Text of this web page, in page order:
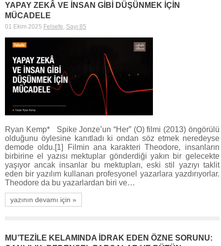
YAPAY ZEKÂ VE İNSAN GİBİ DÜŞÜNMEK İÇİN
MÜCADELE
01 Ekim 2025 Felsefe, Sayı 85
Ryan Kemp* Spike Jonze’un “Her” (O) filmi (2013) öngörülü
olduğunu öylesine kanıtladı ki ondan söz etmek neredeyse
demode oldu.[1] Filmin ana karakteri Theodore, insanların
birbirine el yazısı mektuplar gönderdiği yakın bir gelecekte
yaşıyor ancak insanlar bu mektupları, eski stil yazıyı taklit
eden bir yazılım kullanan profesyonel yazarlara yazdırıyorlar.
Theodore da bu yazarlardan biri ve…
yazının devamı için »
MU’TEZİLE KELAMINDA İDRAK EDEN ÖZNE SORUNU: